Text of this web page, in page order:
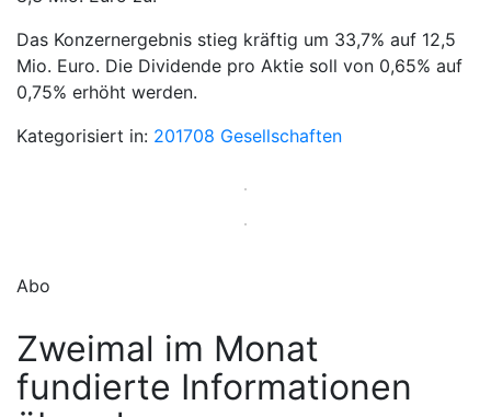
Das Konzernergebnis stieg kräftig um 33,7% auf 12,5
Mio. Euro. Die Dividende pro Aktie soll von 0,65% auf
0,75% erhöht werden.
Kategorisiert in: 201708 Gesellschaften
Abo
Zweimal im Monat
fundierte Informationen